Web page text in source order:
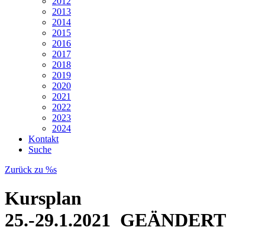
2013
2014
2015
2016
2017
2018
2019
2020
2021
2022
2023
2024
Kontakt
Suche
Zurück zu %s
Kursplan
25.-29.1.2021_GEÄNDERT